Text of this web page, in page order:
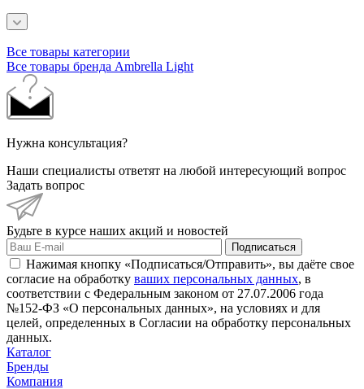
Все товары категории
Все товары бренда Ambrella Light
Нужна консультация?
Наши специалисты ответят на любой интересующий вопрос
Задать вопрос
Будьте в курсе наших акций и новостей
Подписаться
Нажимая кнопку «Подписаться/Отправить», вы даёте свое
согласие на обработку ваших персональных данных, в
соответствии с Федеральным законом от 27.07.2006 года
№152-ФЗ «О персональных данных», на условиях и для
целей, определенных в Согласии на обработку персональных
данных.
Каталог
Бренды
Компания